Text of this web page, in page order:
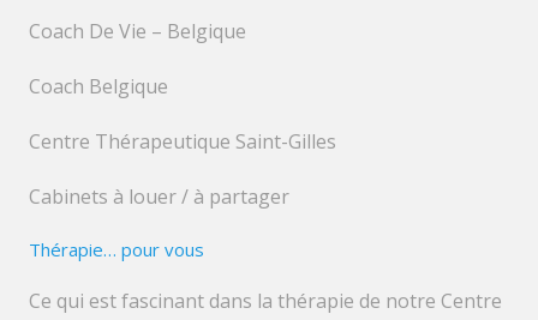
Coach De Vie – Belgique
Coach Belgique
Centre Thérapeutique Saint-Gilles
Cabinets à louer / à partager
Thérapie… pour vous
Ce qui est fascinant dans la thérapie de notre Centre